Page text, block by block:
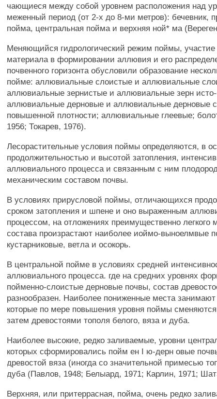
чающиеся между собой уровнем расположения над
меженный период (от 2-х до 8-ми метров): бечевник,
пойма, центральная пойма и верхняя ной* ма
Меняющийся гидрологический режим поймы, участие
материала в формировании аллювия и его
почвенного горизонта обусловили образование
пойме: аллювиальные слоистые и аллювиальные
аллювиальные зернистые и аллювиальные зерн
аллювиальные дерновые и аллювиальные дерновые с
повышенной плотности; аллювиальные глеевые;
1956; Токарев, 1976).
Лесорастительные условия поймы определяются, в
продолжительностью и высотой затопления,
аллювиального процесса и связанным с ним
механическим составом почвы.
В условиях прирусловой поймы, отличающихся
сроком затопления и шпене и оно выраженным
процессом, на отложениях преимущественно легкого
состава произрастают наиболее иоймо-выноелмвые
кустарниковые, ветла и осокорь.
В центральной пойме в условиях средней
аллювиального процесса. где на средних уровнях
пойменно-слоистые дерновые почвы, состав
разнообразен. Наиболее пониженные места
которые по мере повышения уровня поймы
затем древостоями тополя белого, вяза и дуба.
Наиболее высокие, редко заливаемые, уровни
которых сформировались пойм ен I ю-дерн овые
древостой вяза (иногда со значительной примесью
дуба (Павлов, 1948; Белыард, 1971; Карлин, 1971;
Верхняя, или притеррасная, пойма, очень редко